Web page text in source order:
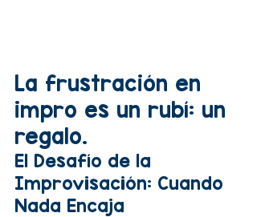
La frustración en
impro es un rubí: un
regalo.
El Desafío de la
Improvisación: Cuando
Nada Encaja